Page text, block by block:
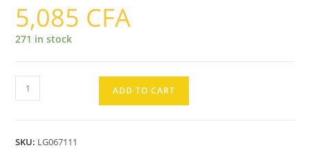
5,085 CFA
271 in stock
MECANISME
Prise
ADD TO CART
SKU: LG067111